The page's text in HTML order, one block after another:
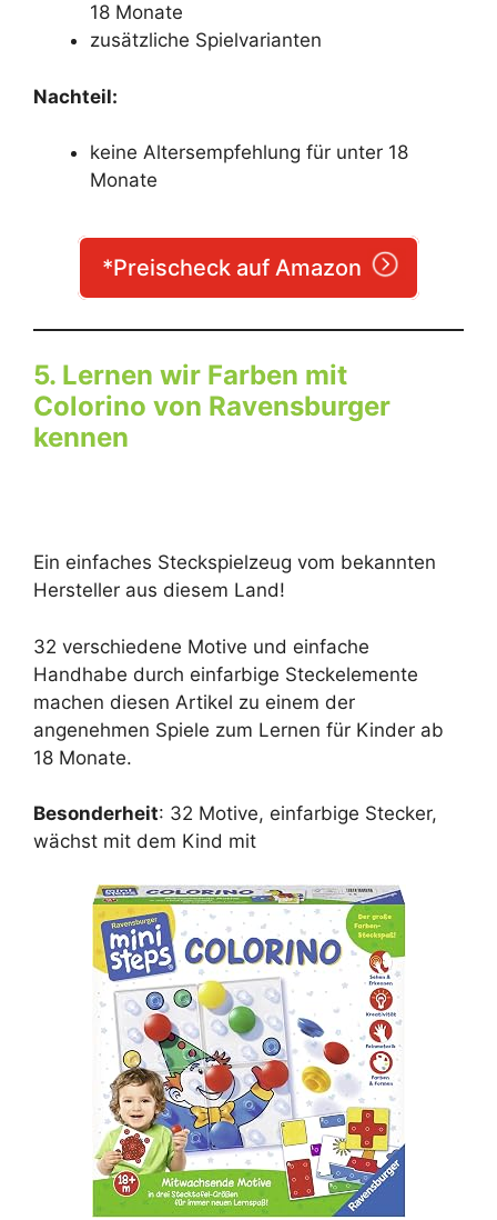
18 Monate
zusätzliche Spielvarianten
Nachteil:
keine Altersempfehlung für unter 18
Monate
*Preischeck auf Amazon
5. Lernen wir Farben mit
Colorino von Ravensburger
kennen
Ein einfaches Steckspielzeug vom bekannten
Hersteller aus diesem Land!
32 verschiedene Motive und einfache
Handhabe durch einfarbige Steckelemente
machen diesen Artikel zu einem der
angenehmen Spiele zum Lernen für Kinder ab
18 Monate.
Besonderheit: 32 Motive, einfarbige Stecker,
wächst mit dem Kind mit